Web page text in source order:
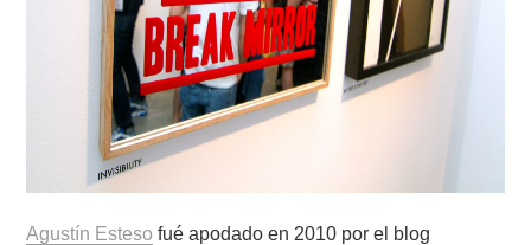
Agustín Esteso fué apodado en 2010 por el blog